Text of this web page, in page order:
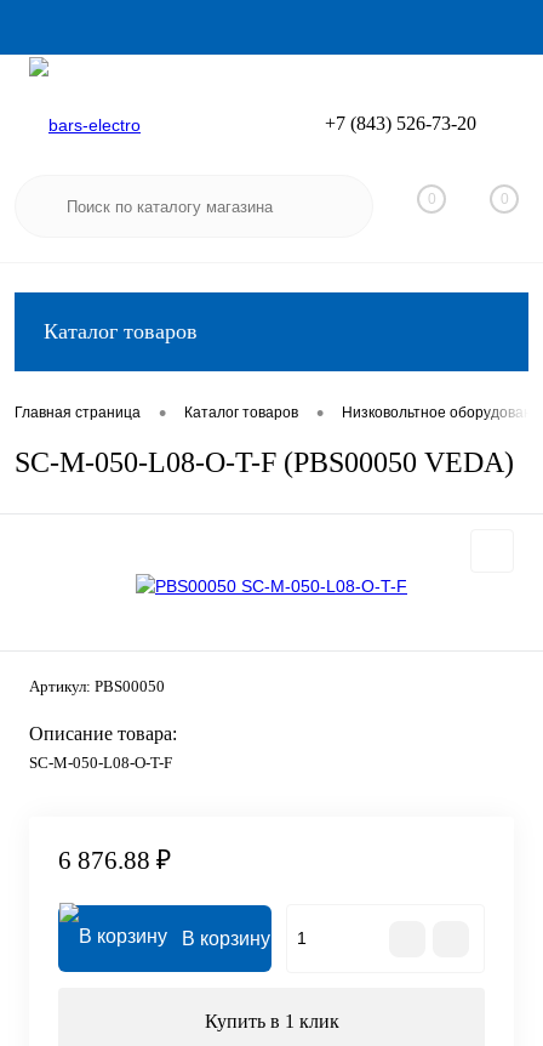
Вход
+7 (843) 526-73-20
0 0
Каталог товаров
Главная страница • Каталог товаров • Низковольтное
SC-M-050-L08-O-T-F (PBS00050 VEDA)
Артикул: PBS00050
Описание товара:
SC-M-050-L08-O-T-F
6 876.88 ₽
В корзину
Купить в 1 клик